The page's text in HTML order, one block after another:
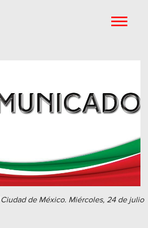
Ciudad de México. Miércoles, 24 de julio